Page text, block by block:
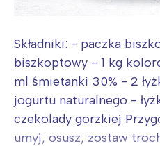
Składniki: - paczka
biszkoptowy - 1 kg
ml śmietanki 30% - 2
jogurtu naturalnego -
czekolady gorzkiej
umyj, osusz, zostaw